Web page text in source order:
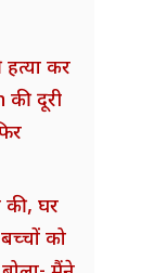
कर
दूरी
की, घर
को